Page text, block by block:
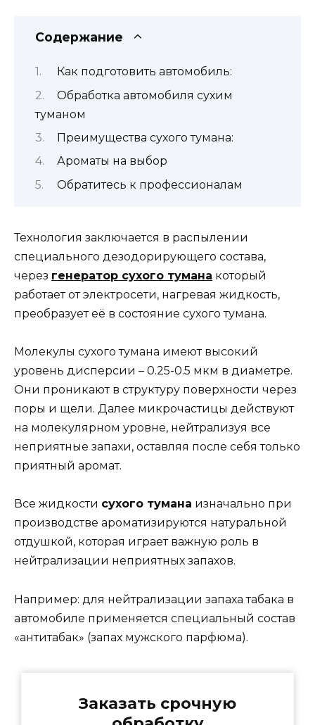
Содержание
Как подготовить автомобиль:
Обработка автомобиля сухим
туманом
Преимущества сухого тумана:
Ароматы на выбор
Обратитесь к профессионалам
Технология заключается в распылении
специального дезодорирующего состава,
через генератор сухого тумана который
работает от электросети, нагревая жидкость,
преобразует её в состояние сухого тумана.
Молекулы сухого тумана имеют высокий
уровень дисперсии – 0.25-0.5 мкм в диаметре.
Они проникают в структуру поверхности через
поры и щели. Далее микрочастицы действуют
на молекулярном уровне, нейтрализуя все
неприятные запахи, оставляя после себя только
приятный аромат.
Все жидкости сухого тумана изначально при
производстве ароматизируются натуральной
отдушкой, которая играет важную роль в
нейтрализации неприятных запахов.
Например: для нейтрализации запаха табака в
автомобиле применяется специальный состав
«антитабак» (запах мужского парфюма).
Заказать срочную